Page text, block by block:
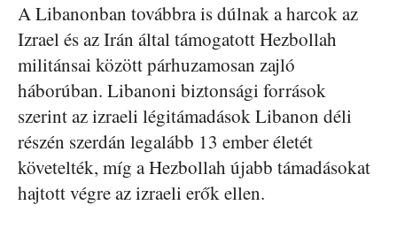
A Libanonban továbbra is dúlnak a harcok az
Izrael és az Irán által támogatott Hezbollah
militánsai között párhuzamosan zajló
háborúban. Libanoni biztonsági források
szerint az izraeli légitámadások Libanon déli
részén szerdán legalább 13 ember életét
követelték, míg a Hezbollah újabb támadásokat
hajtott végre az izraeli erők ellen.